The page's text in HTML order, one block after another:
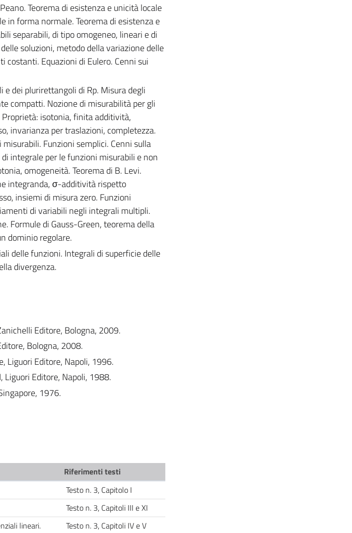
Teorema di esistenza e unicità locale
in forma normale. Teorema di esistenza e
separabili, di tipo omogeneo, lineari e di
soluzioni, metodo della variazione delle
Equazioni di Eulero. Cenni sui
dei plurirettangoli di Rp. Misura degli
compatti. Nozione di misurabilità per gli
isotonia, finita additività,
invarianza per traslazioni, completezza.
Funzioni semplici. Cenni sulla
integrale per le funzioni misurabili e non
omogeneità. Teorema di B. Levi.
integranda, σ-additività rispetto
insiemi di misura zero. Funzioni
di variabili negli integrali multipli.
Formule di Gauss-Green, teorema della
dominio regolare.
delle funzioni. Integrali di superficie delle
divergenza.
Editore, Bologna, 2009.
Bologna, 2008.
Liguori Editore, Napoli, 1996.
Liguori Editore, Napoli, 1988.
1976.
Riferimenti testi
Testo n. 3, Capitolo I
Testo n. 3, Capitoli III e XI
lineari.
Testo n. 3, Capitoli IV e V